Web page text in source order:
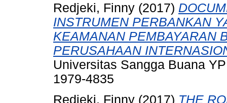
Redjeki, Finny (2017)
INSTRUMEN PERBANKAN
KEAMANAN PEMBAYARAN
PERUSAHAAN
Universitas Sangga Buana
1979-4835
Redjeki, Finny (2017) THE